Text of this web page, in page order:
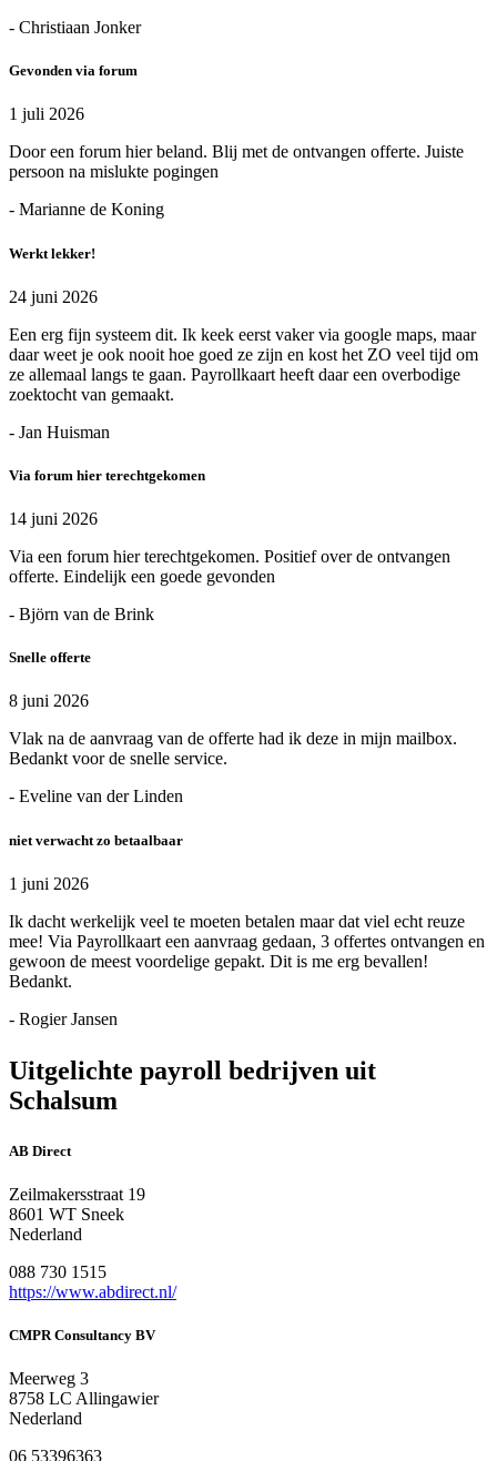
- Christiaan Jonker
Gevonden via forum
1 juli 2026
Door een forum hier beland. Blij met de ontvangen offerte. Juiste
persoon na mislukte pogingen
- Marianne de Koning
Werkt lekker!
24 juni 2026
Een erg fijn systeem dit. Ik keek eerst vaker via google maps, maar
daar weet je ook nooit hoe goed ze zijn en kost het ZO veel tijd om
ze allemaal langs te gaan. Payrollkaart heeft daar een overbodige
zoektocht van gemaakt.
- Jan Huisman
Via forum hier terechtgekomen
14 juni 2026
Via een forum hier terechtgekomen. Positief over de ontvangen
offerte. Eindelijk een goede gevonden
- Björn van de Brink
Snelle offerte
8 juni 2026
Vlak na de aanvraag van de offerte had ik deze in mijn mailbox.
Bedankt voor de snelle service.
- Eveline van der Linden
niet verwacht zo betaalbaar
1 juni 2026
Ik dacht werkelijk veel te moeten betalen maar dat viel echt reuze
mee! Via Payrollkaart een aanvraag gedaan, 3 offertes ontvangen en
gewoon de meest voordelige gepakt. Dit is me erg bevallen!
Bedankt.
- Rogier Jansen
Uitgelichte payroll bedrijven uit
Schalsum
AB Direct
Zeilmakersstraat 19
8601 WT Sneek
Nederland
088 730 1515
https://www.abdirect.nl/
CMPR Consultancy BV
Meerweg 3
8758 LC Allingawier
Nederland
06 53396363